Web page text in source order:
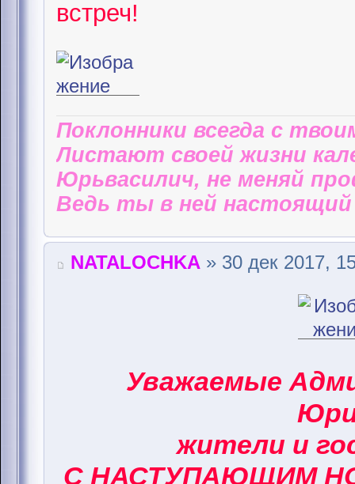
встреч!
Поклонники всегда с
Листают своей жизни
Юрьвасилич, не меняй
Ведь ты в ней настоящий
NATALOCHKA » 30 дек 2017,
Уважаемые
жители и
С НАСТУПАЮЩИМ